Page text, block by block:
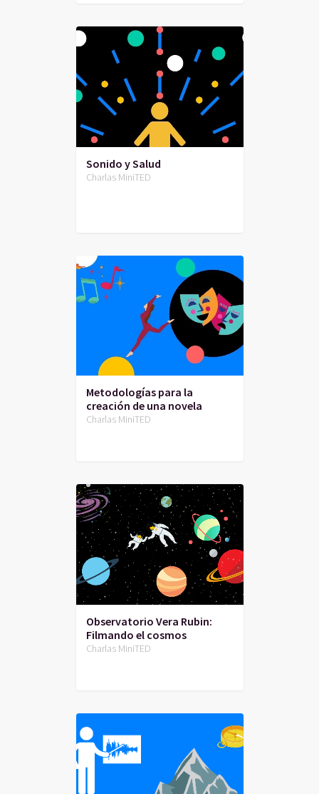
Sonido y Salud
Charlas MiniTED
Metodologías para la
creación de una novela
Charlas MiniTED
Observatorio Vera Rubin:
Filmando el cosmos
Charlas MiniTED